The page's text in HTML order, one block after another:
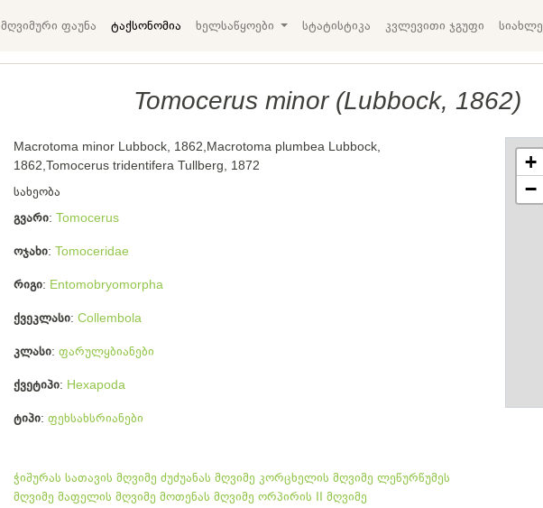
მღვიმური ფაუნა ტაქსონომია ხელსაწყოები სტატისტიკა კვლევითი ჯგუფი სიახლე
Tomocerus minor (Lubbock, 1862)
Macrotoma minor Lubbock, 1862,Macrotoma plumbea Lubbock,
1862,Tomocerus tridentifera Tullberg, 1872
სახეობა
გვარი Tomocerus
ოჯახი Tomoceridae
რიგი Entomobryomorpha
ქვეკლასი Collembola
კლასი ფარულყბიანები
ქვეტიპი Hexapoda
ტიპი ფეხსახსრიანები
ჭიშურას სათავის მღვიმე ძუძუანას მღვიმე კორცხელის მღვიმე ლეწურწუმეს
მღვიმე მაფელის მღვიმე მოთენას მღვიმე ორპირის II მღვიმე
+
−